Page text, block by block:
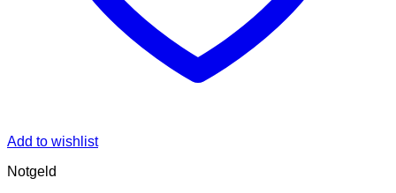
Add to wishlist
Notgeld